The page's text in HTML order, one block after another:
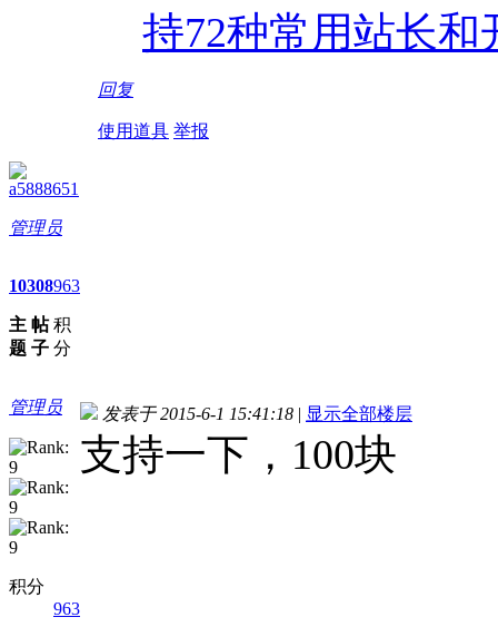
持72种常用站长和
回复
使用道具 举报
a5888651
管理员
10
主
题
308
帖
子
963
积
分
管理员
积分
963
发表于 2015-6-1 15:41:18 | 显示全部楼层
支持一下，100块